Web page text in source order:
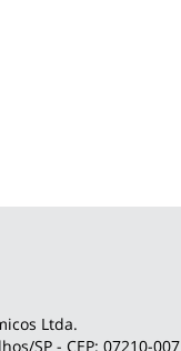
Ltda.
SP - CEP: 07210-007